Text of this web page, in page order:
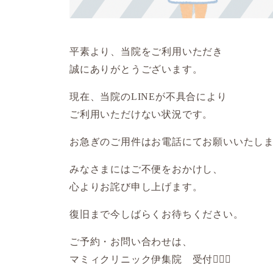
平素より、当院をご利用いただき
誠にありがとうございます。
現在、当院のLINEが不具合により
ご利用いただけない状況です。
お急ぎのご用件はお電話にてお願いいたし
みなさまにはご不便をおかけし、
心よりお詫び申し上げます。
復旧まで今しばらくお待ちください。
ご予約・お問い合わせは、
マミィクリニック伊集院 受付💁🏻‍♀️